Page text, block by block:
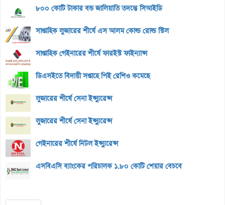
৮০০ কোটি টাকার বন্ড জালিয়াতি তদন্তে সিআইডি
সাপ্তাহিক লুজারের শীর্ষে এস আলম কোল্ড রোল্ড স্টিল
সাপ্তাহিক গেইনারের শীর্ষে ফারইস্ট ফাইন্যান্স
ডিএসইতে বিদায়ী সপ্তাহে পিই রেশিও কমেছে
লুজারের শীর্ষে সেনা ইন্স্যুরেন্স
লুজারের শীর্ষে সেনা ইন্স্যুরেন্স
গেইনারের শীর্ষে নিটল ইন্স্যুরেন্স
এসবিএসি ব্যাংকের পরিচালক ১.৮০ কোটি শেয়ার বেচবে